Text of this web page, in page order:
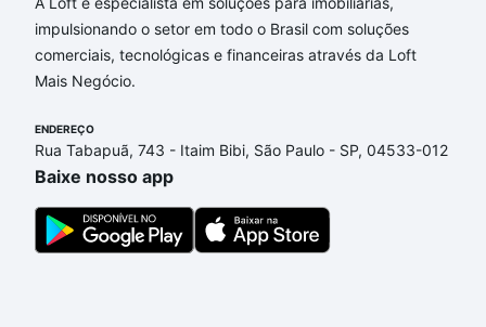
e com nossas opções de financiamento imobiliário
as parcelas podem se adequar ao seu orçamento.
Se ainda tem alguma dúvida dos custos envolvidos
quanto custa comprar um apartamento
a gente para comprar o imóvel dos seus sonhos
com segurança e conforto. Loft, com você até as
chaves.
impulsionando o setor em todo o Brasil com soluções
comerciais, tecnológicas e financeiras através da Loft
Mais Negócio.
ENDEREÇO
Rua Tabapuã, 743 - Itaim Bibi, São Paulo - SP, 04533-012
Baixe nosso app